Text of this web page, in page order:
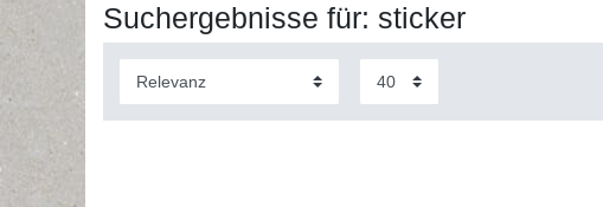
Suchergebnisse für: sticker